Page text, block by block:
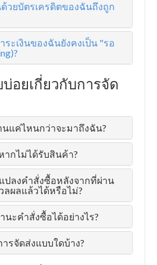
วยบัตรเครดิตของฉันถึงถูก
ะเงินของฉันยังคงเป็น "รอ
อยเกี่ยวกับการจัด
นแค่ไหนกว่าจะมาถึงฉัน?
ากไม่ได้รับสินค้า?
ปลงคำสั่งซื้อหลังจากที่ผ่าน
ผลแล้วได้หรือไม่?
ะคำสั่งซื้อได้อย่างไร?
รจัดส่งแบบใดบ้าง?